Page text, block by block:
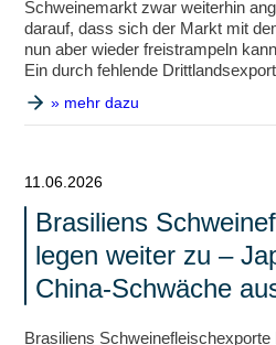
Schweinemarkt zwar weiterhin
darauf, dass sich der Markt mit
nun aber wieder freistrampeln
Ein durch fehlende
» mehr dazu
11.06.2026
Brasiliens
legen weiter zu –
China-Schwäche
Brasiliens